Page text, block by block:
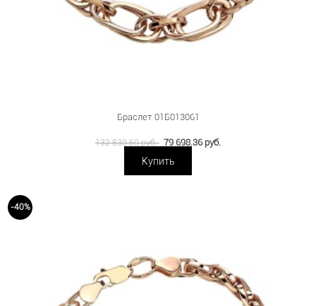
Браслет 01Б013061
132 830.60 руб. 79 698.36 руб.
Купить
-40%